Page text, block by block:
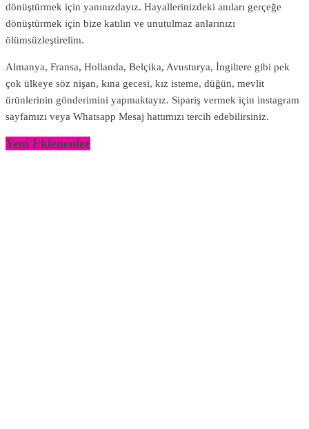
dönüştürmek için yanınızdayız. Hayallerinizdeki anıları gerçeğe
dönüştürmek için bize katılın ve unutulmaz anlarınızı
ölümsüzleştirelim.
Almanya, Fransa, Hollanda, Belçika, Avusturya, İngiltere gibi pek
çok ülkeye söz nişan, kına gecesi, kız isteme, düğün, mevlit
ürünlerinin gönderimini yapmaktayız. Sipariş vermek için instagram
sayfamızı veya Whatsapp Mesaj hattımızı tercih edebilirsiniz.
Yeni Eklenenler